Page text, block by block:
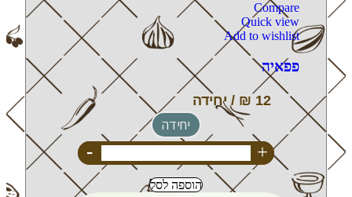
Compare
Quick view
Add to wishlist
פפאיה
יחידה
+
-
הוספה לסל